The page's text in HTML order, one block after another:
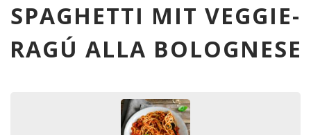
SPAGHETTI MIT VEGGIE-
RAGÚ ALLA BOLOGNESE